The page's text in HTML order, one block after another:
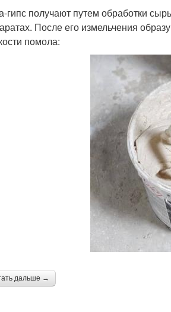
гипс получают путем обработки
После его измельчения
помола:
дальше →